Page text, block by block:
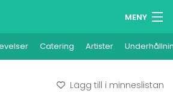
MENY
Minneslista
Catering Artister
Lägg till i minneslistan